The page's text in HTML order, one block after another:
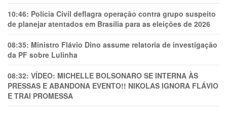
10:46: Polícia Civil deflagra operação contra grupo suspeito
de planejar atentados em Brasília para as eleições de 2026
08:35: Ministro Flávio Dino assume relatoria de investigação
da PF sobre Lulinha
08:32: VÍDEO: MICHELLE BOLSONARO SE INTERNA ÀS
PRESSAS E ABANDONA EVENTO!! NIKOLAS IGNORA FLÁVIO
E TRAl PROMESSA